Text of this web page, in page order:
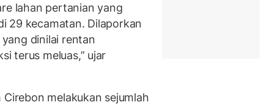
lahan pertanian yang
29 kecamatan. Dilaporkan
dinilai rentan
terus meluas,” ujar
melakukan sejumlah